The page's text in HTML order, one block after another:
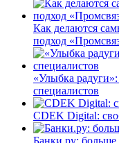
Как делаются
подход
«Улыбка
специалистов
CDEK Digital:
Банки.ру: